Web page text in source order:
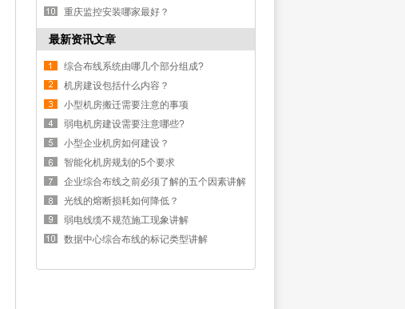
重庆监控安装哪家最好？
最新资讯文章
综合布线系统由哪几个部分组成?
机房建设包括什么内容？
小型机房搬迁需要注意的事项
弱电机房建设需要注意哪些?
小型企业机房如何建设？
智能化机房规划的5个要求
企业综合布线之前必须了解的五个因素讲解
光线的熔断损耗如何降低？
弱电线缆不规范施工现象讲解
数据中心综合布线的标记类型讲解